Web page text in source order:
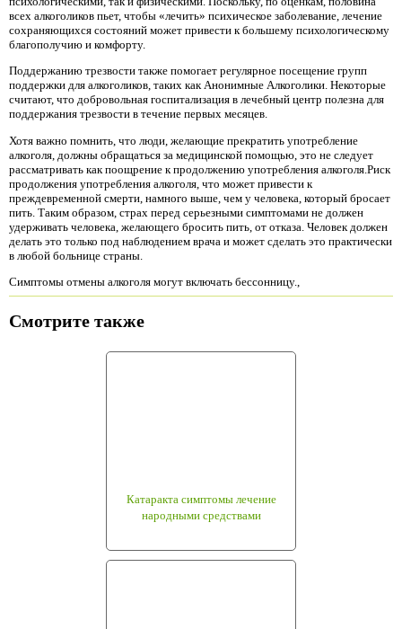
всех алкоголиков пьет, чтобы «лечить» психическое заболевание, лечение
сохраняющихся состояний может привести к большему психологическому
благополучию и комфорту.
Поддержанию трезвости также помогает регулярное посещение групп
поддержки для алкоголиков, таких как Анонимные Алкоголики. Некоторые
считают, что добровольная госпитализация в лечебный центр полезна для
поддержания трезвости в течение первых месяцев.
Хотя важно помнить, что люди, желающие прекратить употребление
алкоголя, должны обращаться за медицинской помощью, это не следует
рассматривать как поощрение к продолжению употребления алкоголя.Риск
продолжения употребления алкоголя, что может привести к
преждевременной смерти, намного выше, чем у человека, который бросает
пить. Таким образом, страх перед серьезными симптомами не должен
удерживать человека, желающего бросить пить, от отказа. Человек должен
делать это только под наблюдением врача и может сделать это практически
в любой больнице страны.
Симптомы отмены алкоголя могут включать бессонницу.,
Смотрите также
Катаракта симптомы лечение
народными средствами